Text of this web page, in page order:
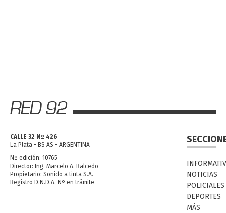
CALLE 32 Nº 426
La Plata - BS AS - ARGENTINA
Nº edición: 10765
Director: Ing. Marcelo A. Balcedo
Propietario: Sonido a tinta S.A.
Registro D.N.D.A. Nº en trámite
NOTICIAS
POLICIALES
DEPORTES
MÁS